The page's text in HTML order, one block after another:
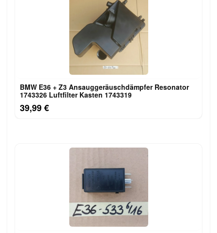
BMW E36 + Z3 Ansauggeräuschdämpfer Resonator
1743326 Luftfilter Kasten 1743319
39,99 €